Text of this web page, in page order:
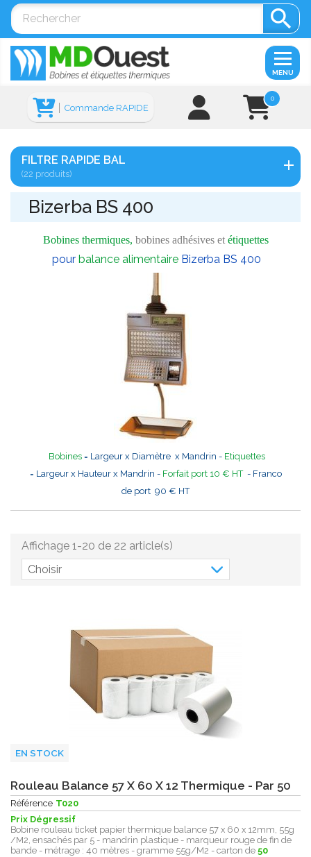

0
Commande RAPIDE
MENU
FILTRE RAPIDE BAL
(22 produits)
Bizerba BS 400
Bobines thermiques, bobines adhésives et étiquettes
pour balance alimentaire Bizerba BS 400
Bobines = Largeur x Diamètre x Mandrin - Etiquettes
= Largeur x Hauteur x Mandrin - Forfait port 10 € HT- Franco
de port 90 € HT
Choisir
Affichage 1-20 de 22 article(s)
EN STOCK
Rouleau Balance 57 X 60 X 12 Thermique - Par 50
Référence T020
Prix Dégressif
Bobine rouleau ticket papier thermique balance 57 x 60 x 12mm, 55g
/M2, ensachés par 5 - mandrin plastique - marqueur rouge de fin de
bande - métrage : 40 mètres - gramme 55g/M2 - carton de 50